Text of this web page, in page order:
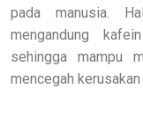
pada manusia.
mengandung
sehingga mampu
mencegah